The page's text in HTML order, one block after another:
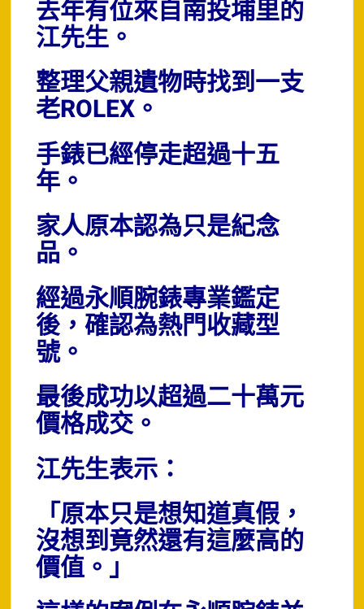
去年有位來自南投埔里的
江先生。
整理父親遺物時找到一支
老ROLEX。
手錶已經停走超過十五
年。
家人原本認為只是紀念
品。
經過永順腕錶專業鑑定
後，確認為熱門收藏型
號。
最後成功以超過二十萬元
價格成交。
江先生表示：
「原本只是想知道真假，
沒想到竟然還有這麼高的
價值。」